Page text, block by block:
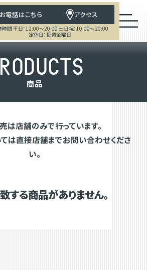
お電話はこちら アクセス
時間 平日：12:00～20:00 土日祝：10:00～20:00
定休日：毎週金曜日
ODUCTS
商品
は店舗のみで行っています。
は直接店舗までお問い合わせくださ
い。
する商品がありません。